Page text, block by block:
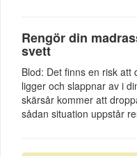
Rengör din
svett
Blod: Det finns en risk att
ligger och slappnar av i
skärsår kommer att
sådan situation uppstår